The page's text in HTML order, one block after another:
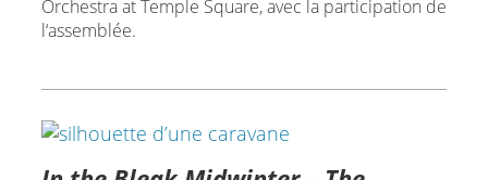
Orchestra at Temple Square, avec la participation de
l‘assemblée.